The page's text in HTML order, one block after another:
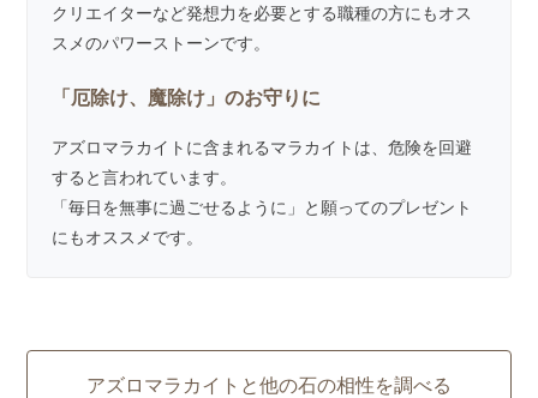
クリエイターなど発想力を必要とする職種の方にもオス
スメのパワーストーンです。
「厄除け、魔除け」のお守りに
アズロマラカイトに含まれるマラカイトは、危険を回避
すると言われています。
「毎日を無事に過ごせるように」と願ってのプレゼント
にもオススメです。
アズロマラカイトと他の石の相性を調べる